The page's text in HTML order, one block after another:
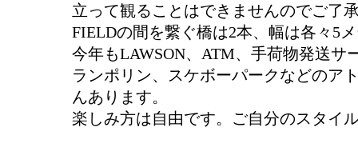
立って観ることはできませんのでご了
FIELDの間を繋ぐ橋は2本、幅は各々5
今年もLAWSON、ATM、手荷物発送
ランポリン、スケボーパークなどのア
んあります。
楽しみ方は自由です。ご自分のスタイ